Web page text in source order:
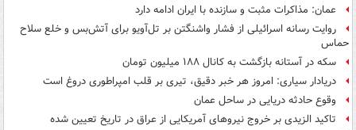
عمان: مذاکرات مثبت و سازنده با ایران ادامه دارد
روایت رسانه اسرائیلی از فشار واشنگتن بر تل‌آویو برای آتش‌بس و خلع سلاح
حماس
سکه در آستانه بازگشت به کانال ۱۸۸ میلیون تومان
دریادار سیاری: امروز هر خبر دقیق، تیری بر قلب امپراطوری دروغ است
وقوع حادثه دریایی در ساحل عمان
تاکید الزیدی بر خروج نیروهای آمریکایی از عراق در تاریخ تعیین شده